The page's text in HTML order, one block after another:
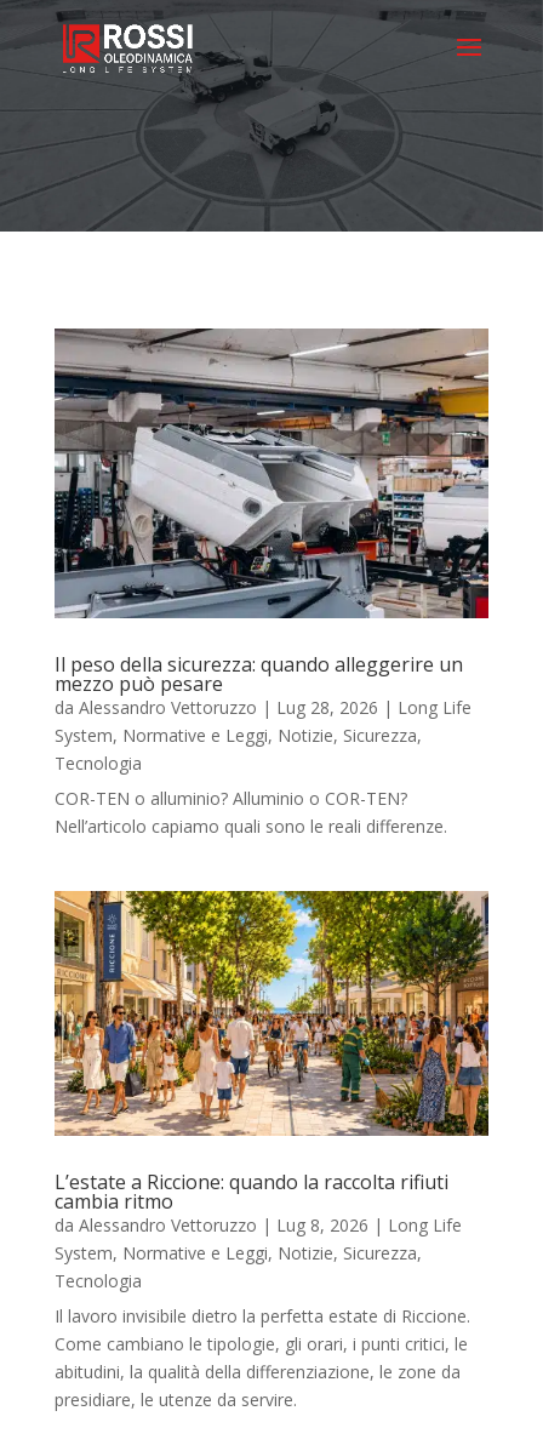
Il peso della sicurezza: quando alleggerire un
mezzo può pesare
da Alessandro Vettoruzzo | Lug 28, 2026 | Long Life
System, Normative e Leggi, Notizie, Sicurezza,
Tecnologia
COR-TEN o alluminio? Alluminio o COR-TEN?
Nell’articolo capiamo quali sono le reali differenze.
L’estate a Riccione: quando la raccolta rifiuti
cambia ritmo
da Alessandro Vettoruzzo | Lug 8, 2026 | Long Life
System, Normative e Leggi, Notizie, Sicurezza,
Tecnologia
Il lavoro invisibile dietro la perfetta estate di Riccione.
Come cambiano le tipologie, gli orari, i punti critici, le
abitudini, la qualità della differenziazione, le zone da
presidiare, le utenze da servire.